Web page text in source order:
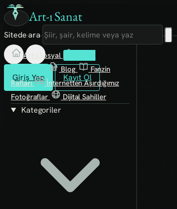
Art-ı Sanat
Sitede ara
Giriş Yap Kayıt Ol
Art-ı Sosyal
Blog
Fanzin
Rafları
İnternetten Aşırdığımız
Fotoğraflar
Dijital Sahiller
Kategoriler